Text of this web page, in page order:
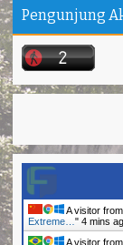
Pengunjung
A visitor from
Extreme… " 4 mins
A visitor from